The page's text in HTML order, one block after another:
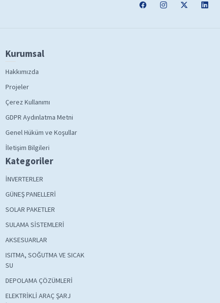
Kurumsal
Hakkımızda
Projeler
Çerez Kullanımı
GDPR Aydınlatma Metni
Genel Hüküm ve Koşullar
İletişim Bilgileri
Kategoriler
İNVERTERLER
GÜNEŞ PANELLERİ
SOLAR PAKETLER
SULAMA SİSTEMLERİ
AKSESUARLAR
ISITMA, SOĞUTMA VE SICAK
SU
DEPOLAMA ÇÖZÜMLERİ
ELEKTRİKLİ ARAÇ ŞARJ